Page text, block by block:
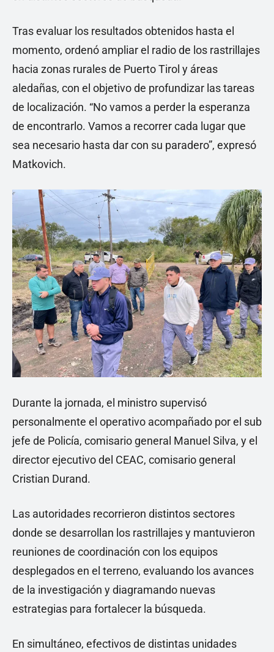
Tras evaluar los resultados obtenidos hasta el
momento, ordenó ampliar el radio de los rastrillajes
hacia zonas rurales de Puerto Tirol y áreas
aledañas, con el objetivo de profundizar las tareas
de localización. “No vamos a perder la esperanza
de encontrarlo. Vamos a recorrer cada lugar que
sea necesario hasta dar con su paradero”, expresó
Matkovich.
Durante la jornada, el ministro supervisó
personalmente el operativo acompañado por el sub
jefe de Policía, comisario general Manuel Silva, y el
director ejecutivo del CEAC, comisario general
Cristian Durand.
Las autoridades recorrieron distintos sectores
donde se desarrollan los rastrillajes y mantuvieron
reuniones de coordinación con los equipos
desplegados en el terreno, evaluando los avances
de la investigación y diagramando nuevas
estrategias para fortalecer la búsqueda.
En simultáneo, efectivos de distintas unidades